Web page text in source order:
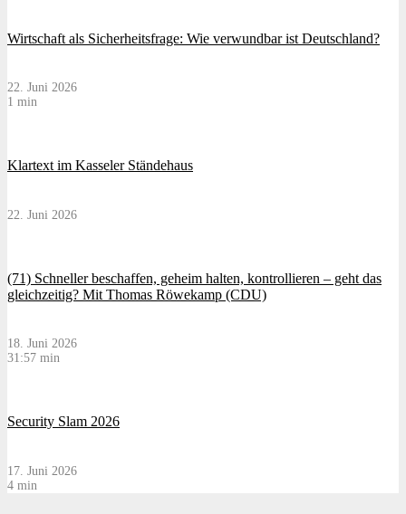
Wirtschaft als Sicherheitsfrage: Wie verwundbar ist Deutschland?
22. Juni 2026
1 min
Klartext im Kasseler Ständehaus
22. Juni 2026
(71) Schneller beschaffen, geheim halten, kontrollieren – geht das
gleichzeitig? Mit Thomas Röwekamp (CDU)
18. Juni 2026
31:57 min
Security Slam 2026
17. Juni 2026
4 min